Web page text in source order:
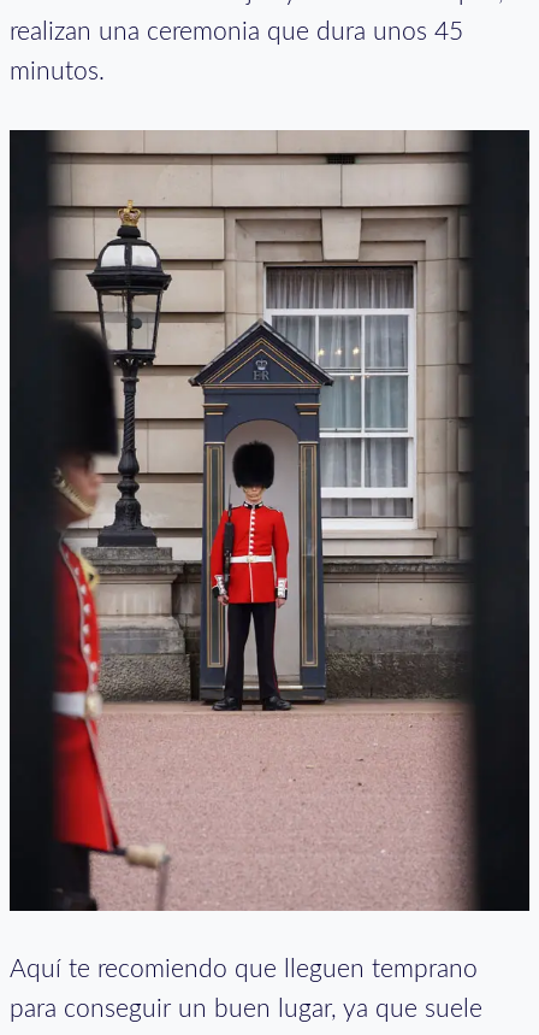
realizan una ceremonia que dura unos 45
minutos.
Aquí te recomiendo que lleguen temprano
para conseguir un buen lugar, ya que suele